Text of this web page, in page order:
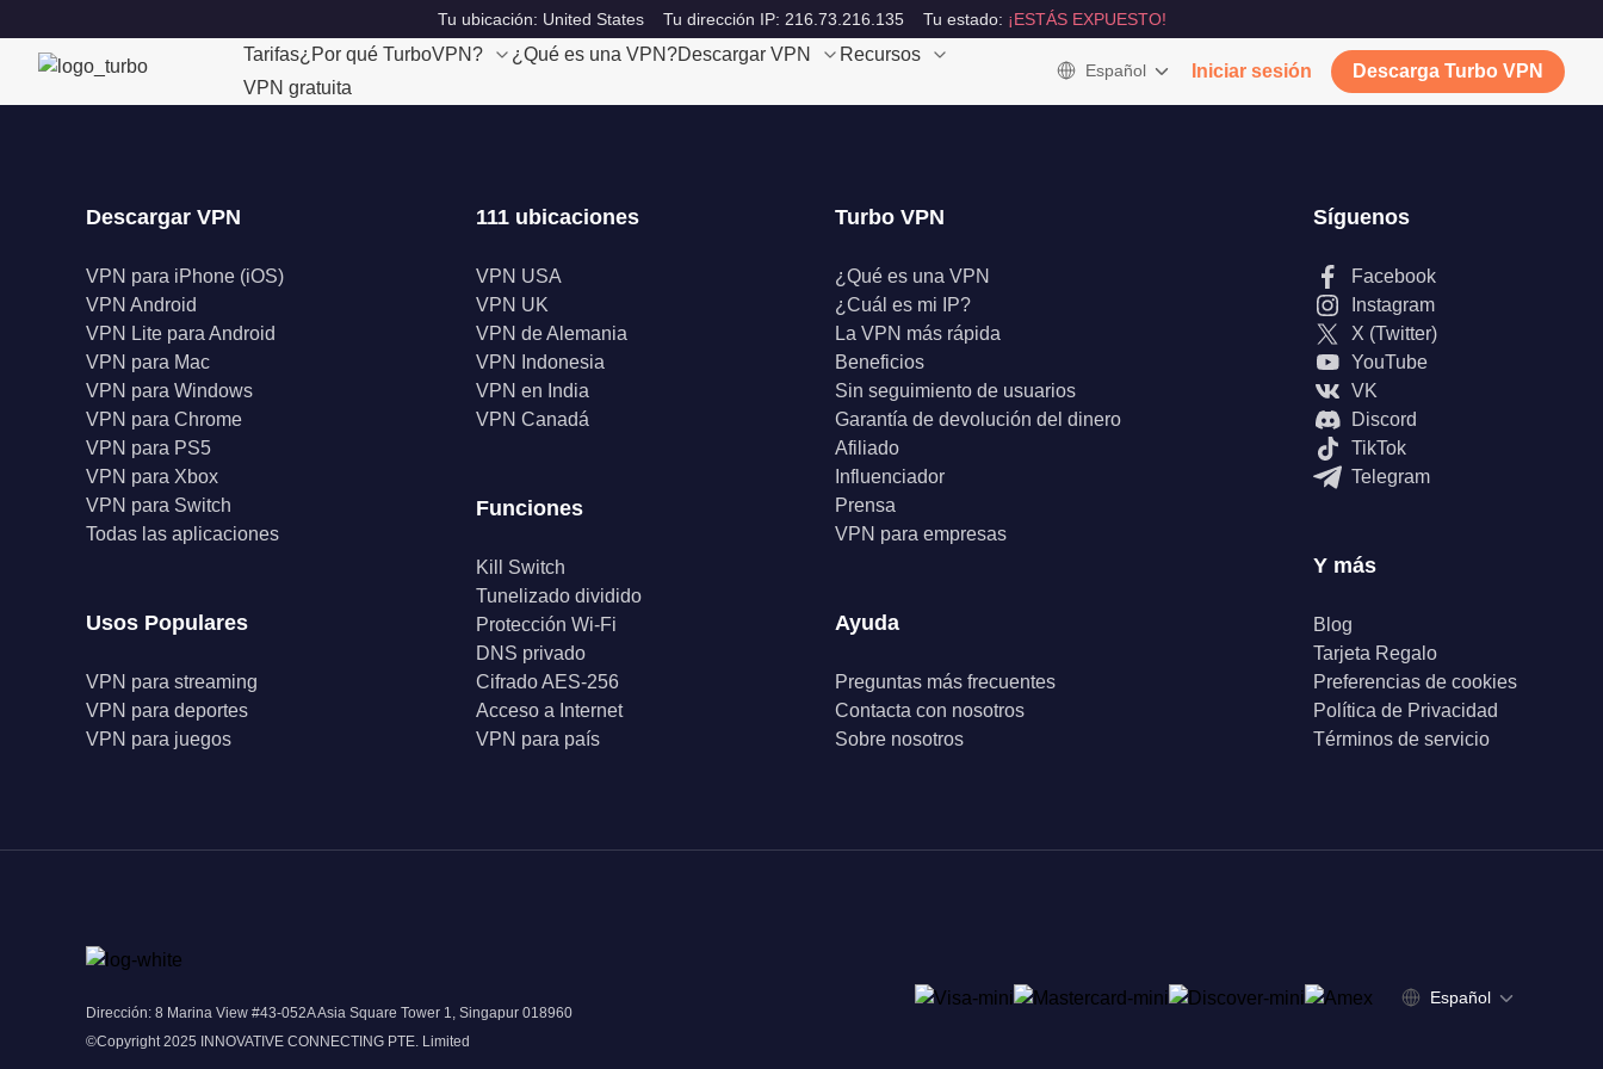
Tu ubicación: United States Tu dirección IP: 216.73.216.135 Tu estado: ¡ESTÁS EXPUESTO!
Tarifas¿Por qué TurboVPN? ¿Qué es una VPN?Descargar VPN
Recursos
VPN gratuita
Español Iniciar sesión Descarga Turbo VPN
Descargar VPN
VPN para iPhone (iOS)
VPN Android
VPN Lite para Android
VPN para Mac
VPN para Windows
VPN para Chrome
VPN para PS5
VPN para Xbox
VPN para Switch
Todas las aplicaciones
Usos Populares
VPN para streaming
VPN para deportes
VPN para juegos
111 ubicaciones
VPN USA
VPN UK
VPN de Alemania
VPN Indonesia
VPN en India
VPN Canadá
Funciones
Kill Switch
Tunelizado dividido
Protección Wi-Fi
DNS privado
Cifrado AES-256
Acceso a Internet
VPN para país
Turbo VPN
¿Qué es una VPN
¿Cuál es mi IP?
La VPN más rápida
Beneficios
Sin seguimiento de usuarios
Garantía de devolución del dinero
Afiliado
Influenciador
Prensa
VPN para empresas
Ayuda
Preguntas más frecuentes
Contacta con nosotros
Sobre nosotros
Síguenos
Facebook
Instagram
X (Twitter)
YouTube
VK
Discord
TikTok
Telegram
Y más
Blog
Tarjeta Regalo
Preferencias de cookies
Política de Privacidad
Términos de servicio
Dirección: 8 Marina View #43-052A Asia Square Tower 1, Singapur 018960
©Copyright 2025 INNOVATIVE CONNECTING PTE. Limited
Español